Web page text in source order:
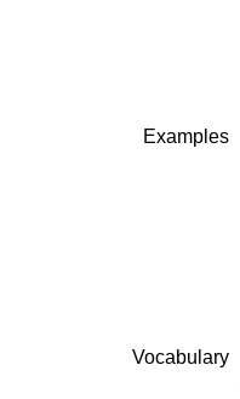
Examples
Vocabulary